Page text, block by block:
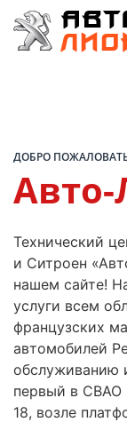
ДОБРО
Технический
и Ситроен
нашем сайте!
услуги всем
французских
автомобилей
обслуживанию
первый в СВАО
18, возле